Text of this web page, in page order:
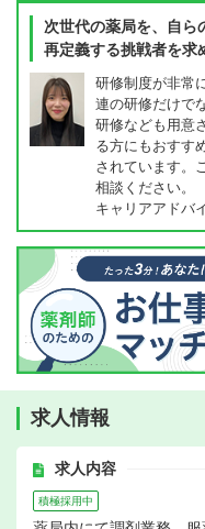
次世代の薬局を、自ら
再定義する挑戦者を求
研修制度が非常
連の研修だけで
研修なども用意
る方にもおすす
されています。
相談ください。
キャリアアドバ
求人情報
求人内容
積極採用中